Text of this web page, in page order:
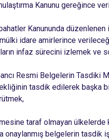
Kanunu gereğince
Kanununda
idare amirlerince
infaz sürecini izlemek ve
Resmi Belgelerin Tasdiki
tasdik edilerek başka
taraf olmayan
onaylanmış belgelerin